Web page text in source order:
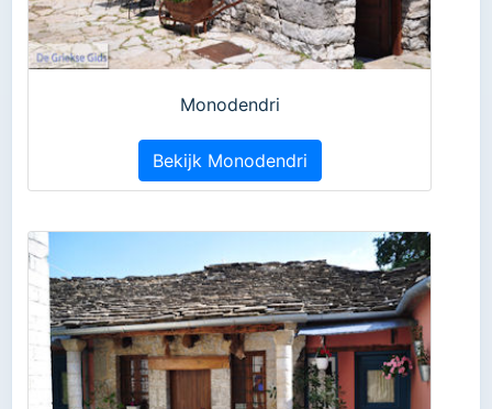
Monodendri
Bekijk Monodendri